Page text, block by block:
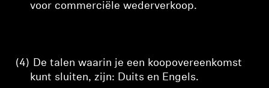
voor commerciële wederverkoop.
(4) De talen waarin je een koopovereenkomst
kunt sluiten, zijn: Duits en Engels.